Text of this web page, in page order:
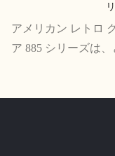
アメリカン レトロ
ア 885 シリーズは